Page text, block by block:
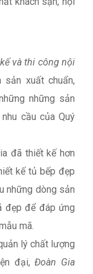
và thi công nội
sản xuất chuẩn,
những sản
cầu của Quý
đã thiết kế hơn
kế tủ bếp đẹp
những dòng sản
đẹp để đáp ứng
mã.
lý chất lượng
đại,Đoàn Gia